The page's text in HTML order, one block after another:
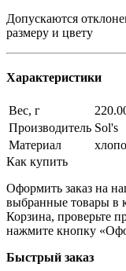
Допускаются
размеру и цвету
Характеристики
Вес, г
Производитель Sol's
Материал
Как купить
Оформить заказ на
выбранные товары в
Корзина, проверьте
нажмите кнопку
Быстрый заказ